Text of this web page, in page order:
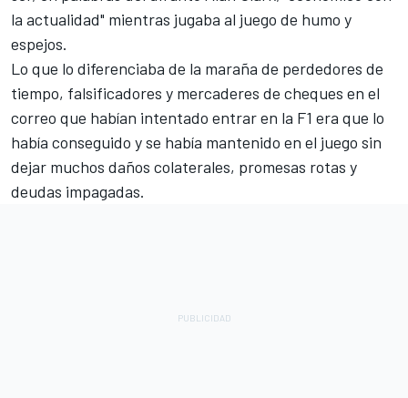
la actualidad" mientras jugaba al juego de humo y
espejos.
Lo que lo diferenciaba de la maraña de perdedores de
tiempo, falsificadores y mercaderes de cheques en el
correo que habían intentado entrar en la F1 era que lo
había conseguido y se había mantenido en el juego sin
dejar muchos daños colaterales, promesas rotas y
deudas impagadas.